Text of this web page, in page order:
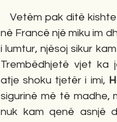
në Francë një miku im
i lumtur, njësoj sikur
Trembëdhjetë vjet ka
atje shoku tjetër i imi,
sigurinë më të madhe,
nuk kam qenë asnjë